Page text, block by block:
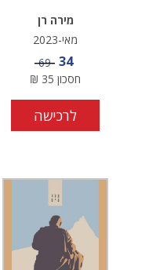
מירה רן
מאי-2023
מחיר מבצע
34 מחיר
69
חסכון 35
₪
לרכישה